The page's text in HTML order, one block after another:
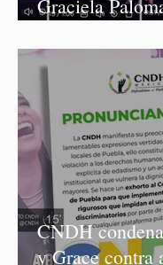
Graciela
CNDH
y Grace contra